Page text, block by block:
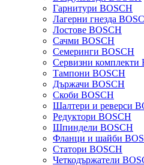
Гарнитури BOSCH
Лагерни гнезда
Лостове BOSCH
Сачми BOSCH
Семеринги BOSCH
Сервизни комплекти
Тампони BOSCH
Държачи BOSCH
Скоби BOSCH
Шалтери и реверси
Редуктори BOSCH
Шпиндели BOSCH
Фланци и шайби
Статори BOSCH
Четкодържатели